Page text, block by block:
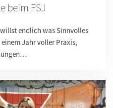
beim FSJ
endlich was Sinnvolles
Jahr voller Praxis,